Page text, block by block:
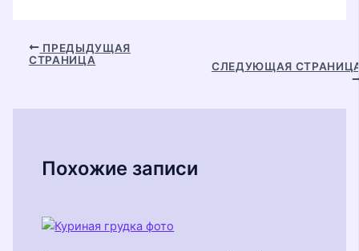
Навигация
ПРЕДЫДУЩАЯ
СТРАНИЦА
СЛЕДУЮЩАЯ
Похожие записи